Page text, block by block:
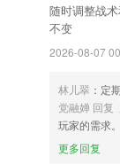
变动：导入data，
版本更新BUG修复
新增推送提醒功能
联系我们
以上就是开元935
打分评论，说出您
随时调整战
不变
2026-08-07
林儿翠 ：定
党融婵 回复
玩家的需求。
更多回复